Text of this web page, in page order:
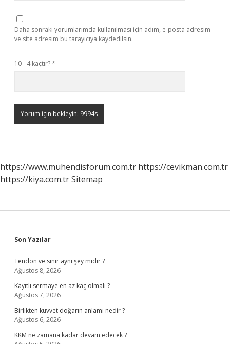
Daha sonraki yorumlarımda kullanılması için adım, e-posta adresim
ve site adresim bu tarayıcıya kaydedilsin.
10 - 4 kaçtır?*
https://www.muhendisforum.com.tr https://cevikman.com.tr
https://kiya.com.trSitemap
Sidebar
Son Yazılar
Tendon ve sinir aynı şey midir ?
Ağustos 8, 2026
Kayıtlı sermaye en az kaç olmalı ?
Ağustos 7, 2026
Birlikten kuvvet doğarın anlamı nedir ?
Ağustos 6, 2026
KKM ne zamana kadar devam edecek ?